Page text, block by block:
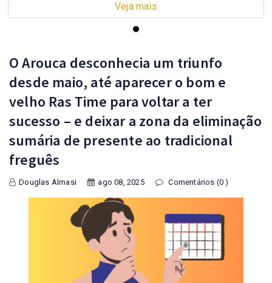
Veja mais
O Arouca desconhecia um triunfo
desde maio, até aparecer o bom e
velho Ras Time para voltar a ter
sucesso – e deixar a zona da eliminação
sumária de presente ao tradicional
freguês
Douglas Almasi ago 08, 2025 Comentários (0 )